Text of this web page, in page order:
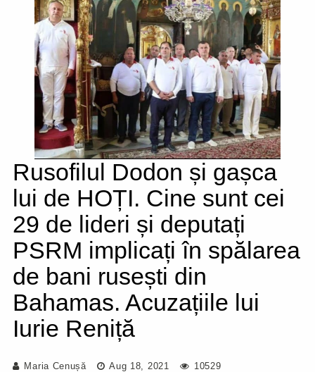
Rusofilul Dodon și gașca
lui de HOȚI. Cine sunt cei
29 de lideri și deputați
PSRM implicați în spălarea
de bani rusești din
Bahamas. Acuzațiile lui
Iurie Reniță
Maria Cenușă Aug 18, 2021 10529